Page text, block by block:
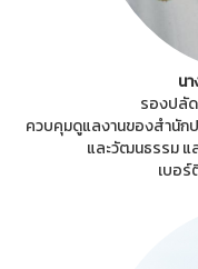
น
รองปลั
ควบคุมดูแลงานของสำนัก
และวัฒนธรรม
เบอ